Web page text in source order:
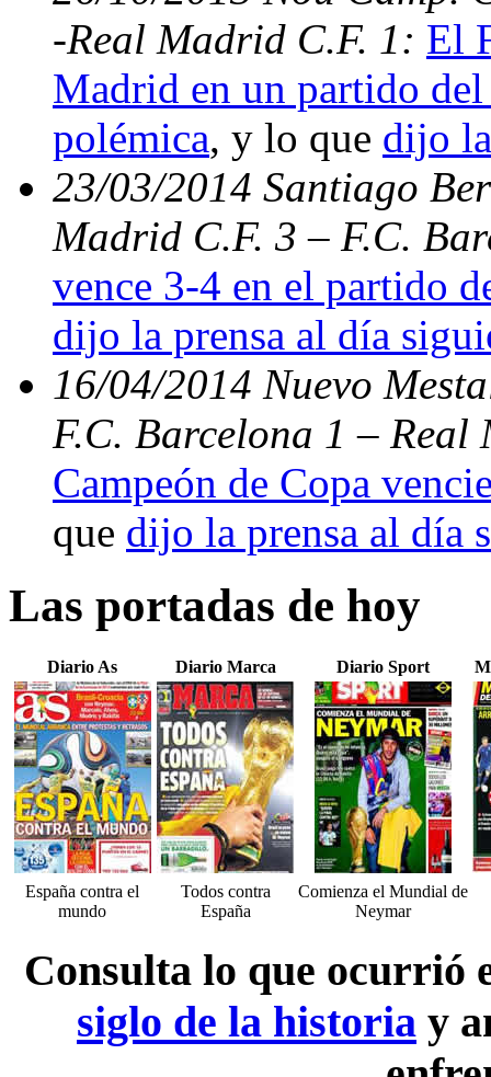
-Real Madrid C.F. 1: El
Madrid en un partido
polémica, y lo que dijo
23/03/2014 Santiago
Madrid C.F. 3 – F.C.
vence 3-4 en el partido
dijo la prensa al día
16/04/2014 Nuevo
F.C. Barcelona 1 –
Campeón de Copa
que dijo la prensa al día
Las portadas de hoy
Diario As Diario Marca Diario Sport
España contra el
mundo
Todos contra
España
Comienza el Mundial de
Neymar
Consulta lo que ocurrió
siglo de la historia y